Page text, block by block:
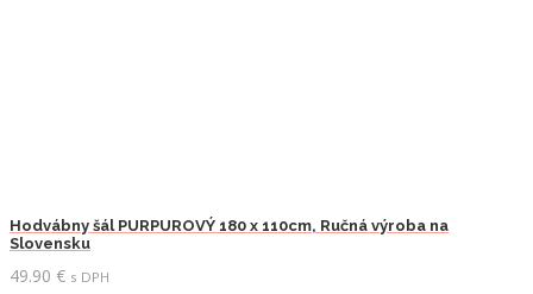
Hodvábny šál PURPUROVÝ 180 x 110cm, Ručná výroba na
Slovensku
49.90 € s DPH